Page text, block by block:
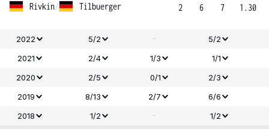
Rivkin/ Tilbuerger
2
6
7
1.30
2022 5/2 -
5/2
2021
2/4 1/3
1/1
2020
2/5 0/1
2/3
2019
8/13 2/7
6/6
2018
1/2 - 1/2